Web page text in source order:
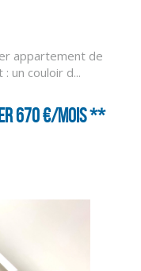
appartement de
un couloir d...
670 €/mois**